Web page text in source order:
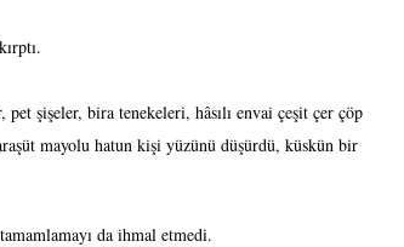
şişeler, bira tenekeleri, hâsılı envai çeşit çer çöp
mayolu hatun kişi yüzünü düşürdü, küskün bir
da ihmal etmedi.